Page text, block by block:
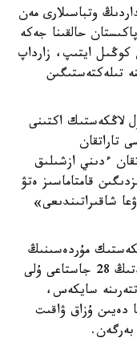
وتباسىلارى مەن
حالقىنا جەكە
كوڭىل ايتىپ، زارداپ
تىلەكتەستىگىن
اكتىنى
تاراتقان
ءدىني ازشىلىق
قامتاماسىز ەتۋ
شاقىراتىندىعى»
مۇردەسىنىڭ
قالدىقتارىن تاپتى. لاڭكەس گۋلاما ءفاريدتىڭ 28 جاستاعى ۇلى
سايكەس،
دەيىن ۇزاق ۋاقىت
بەرگەن.